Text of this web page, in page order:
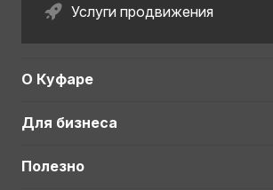
Услуги продвижения
О Куфаре
Для бизнеса
Полезно